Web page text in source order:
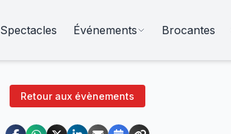
Spectacles Événements Brocantes
Retour aux évènements